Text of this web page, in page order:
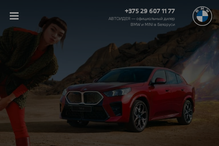
+375 29 607 11 77
АВТОИДЕЯ — официальный дилер
BMW и MINI в Беларуси‎